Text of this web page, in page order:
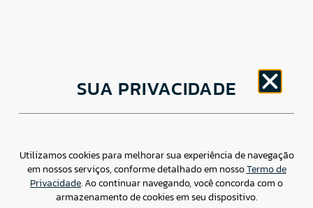
Av. Brigadeiro Faria Lima, 1779 – 5oAndar Jardim
Paulistano, São Paulo/ SP – CEP: 01452-914
Assessoria de imprensa: imprensa@csdbr.com
SUA PRIVACIDADE
Utilizamos cookies para melhorar sua experiência de navegação
em nossos serviços, conforme detalhado em nossoTermo de
Privacidade. Ao continuar navegando, você concorda com o
armazenamento de cookies em seu dispositivo.